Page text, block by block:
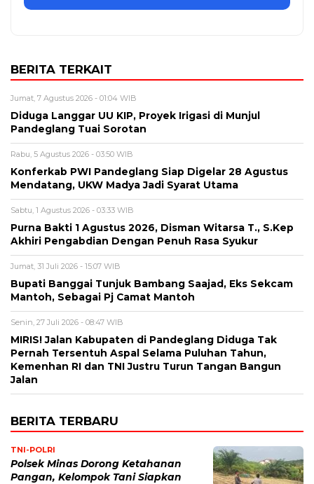
BERITA TERKAIT
Jumat, 7 Agustus 2026 - 01:04 WIB
Diduga Langgar UU KIP, Proyek Irigasi di Munjul
Pandeglang Tuai Sorotan
Rabu, 5 Agustus 2026 - 03:50 WIB
Konferkab PWI Pandeglang Siap Digelar 28 Agustus
Mendatang, UKW Madya Jadi Syarat Utama
Sabtu, 1 Agustus 2026 - 03:33 WIB
Purna Bakti 1 Agustus 2026, Disman Witarsa T., S.Kep
Akhiri Pengabdian Dengan Penuh Rasa Syukur
Jumat, 31 Juli 2026 - 15:07 WIB
Bupati Banggai Tunjuk Bambang Saajad, Eks Sekcam
Mantoh, Sebagai Pj Camat Mantoh
Senin, 27 Juli 2026 - 08:47 WIB
MIRIS! Jalan Kabupaten di Pandeglang Diduga Tak
Pernah Tersentuh Aspal Selama Puluhan Tahun,
Kemenhan RI dan TNI Justru Turun Tangan Bangun
Jalan
BERITA TERBARU
TNI-POLRI
Polsek Minas Dorong Ketahanan
Pangan, Kelompok Tani Siapkan